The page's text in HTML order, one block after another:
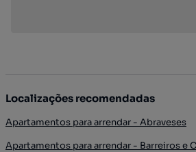
Localizações recomendadas
Apartamentos para arrendar - Abraveses
Apartamentos para arrendar - Barreiros e